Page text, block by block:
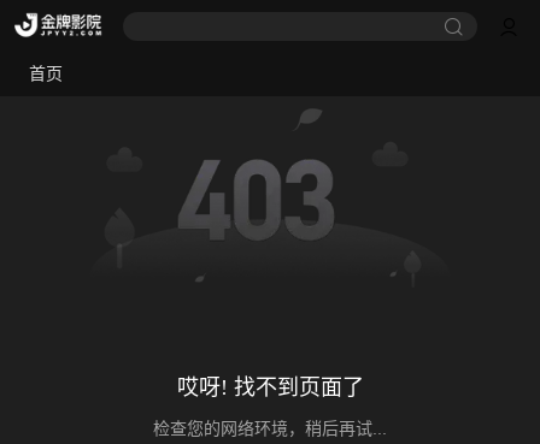
首页
哎呀! 找不到页面了
检查您的网络环境，稍后再试...